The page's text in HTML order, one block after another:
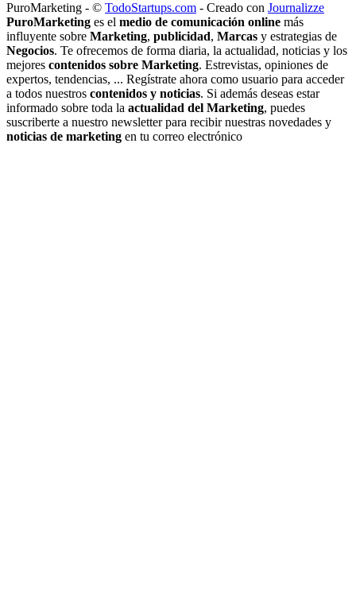
PuroMarketing - © TodoStartups.com - Creado con Journalizze
PuroMarketing es el medio de comunicación online más
influyente sobre Marketing, publicidad, Marcas y estrategias de
Negocios. Te ofrecemos de forma diaria, la actualidad, noticias y los
mejores contenidos sobre Marketing. Estrevistas, opiniones de
expertos, tendencias, ... Regístrate ahora como usuario para acceder
a todos nuestros contenidos y noticias. Si además deseas estar
informado sobre toda la actualidad del Marketing, puedes
suscriberte a nuestro newsletter para recibir nuestras novedades y
noticias de marketing en tu correo electrónico